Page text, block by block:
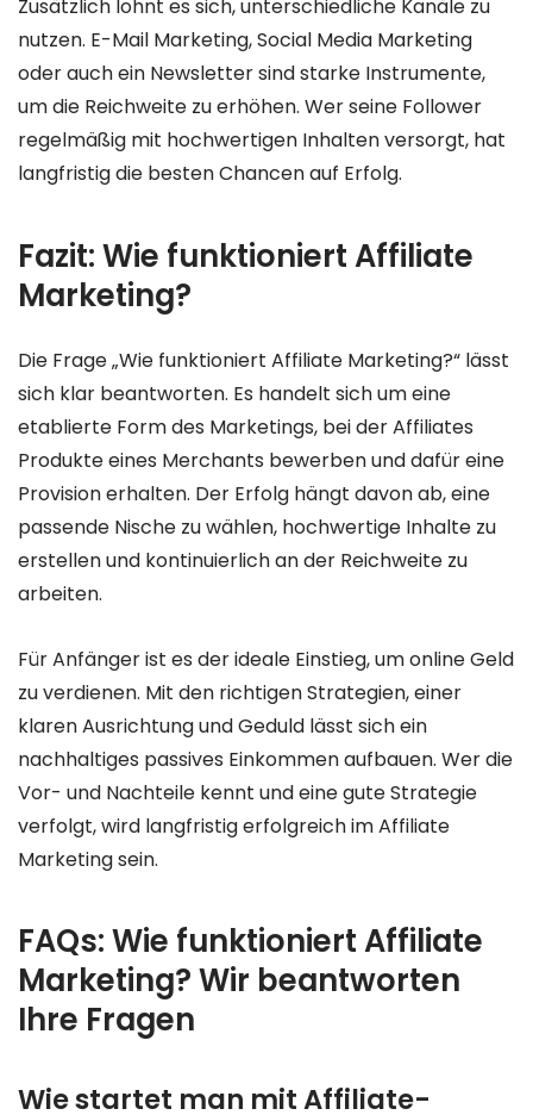
Zusätzlich lohnt es sich, unterschiedliche Kanäle zu
nutzen. E-Mail Marketing, Social Media Marketing
oder auch ein Newsletter sind starke Instrumente,
um die Reichweite zu erhöhen. Wer seine Follower
regelmäßig mit hochwertigen Inhalten versorgt, hat
langfristig die besten Chancen auf Erfolg.
Fazit: Wie funktioniert Affiliate
Marketing?
Die Frage „Wie funktioniert Affiliate Marketing?“ lässt
sich klar beantworten. Es handelt sich um eine
etablierte Form des Marketings, bei der Affiliates
Produkte eines Merchants bewerben und dafür eine
Provision erhalten. Der Erfolg hängt davon ab, eine
passende Nische zu wählen, hochwertige Inhalte zu
erstellen und kontinuierlich an der Reichweite zu
arbeiten.
Für Anfänger ist es der ideale Einstieg, um online Geld
zu verdienen. Mit den richtigen Strategien, einer
klaren Ausrichtung und Geduld lässt sich ein
nachhaltiges passives Einkommen aufbauen. Wer die
Vor- und Nachteile kennt und eine gute Strategie
verfolgt, wird langfristig erfolgreich im Affiliate
Marketing sein.
FAQs: Wie funktioniert Affiliate
Marketing? Wir beantworten
Ihre Fragen
Wie startet man mit Affiliate-